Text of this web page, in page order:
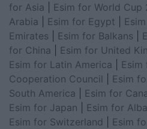
for Asia
Esim for World Cup
Arabia
Esim for Egypt
Emirates
Esim for Balkans
for China
Esim for United
Esim for Latin America
Esim
Cooperation Council
Esim
South America
Esim for
Esim for Japan
Esim for
Esim for Switzerland
Esim